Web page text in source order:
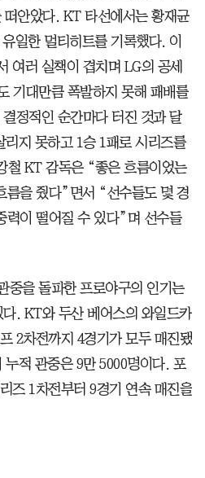
안았다. KT 타선에서는 황재균
일한 멀티히트를 기록했다. 이
여러 실책이 겹치며 LG의 공세
기대만큼 폭발하지 못해 패배를
정적인 순간마다 터진 것과 달
지 못하고 1승 1패로 시리즈를
철 KT 감독은 “좋은 흐름이었는
름을 줬다”면서 “선수들도 몇 경
력이 떨어질 수 있다”며 선수들
중을 돌파한 프로야구의 인기는
. KT와 두산 베어스의 와일드카
2차전까지 4경기가 모두 매진됐
적 관중은 9만 5000명이다. 포
즈 1차전부터 9경기 연속 매진을